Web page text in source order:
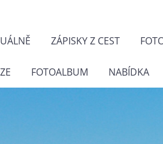
ZÁPISKY Z CEST
FOTOALBUM NABÍDKA